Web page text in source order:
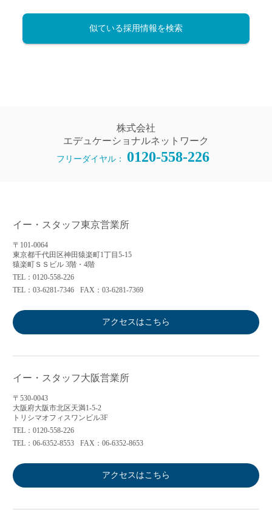
似ている採用情報を検索
株式会社
エデュケーショナルネットワーク
フリーダイヤル： 0120-558-226
イー・スタッフ東京営業所
〒101-0064
東京都千代田区神田猿楽町1丁目5-15
猿楽町ＳＳビル 3階・4階
TEL：0120-558-226
TEL：03-6281-7346
FAX：03-6281-7369
アクセスはこちら
イー・スタッフ大阪営業所
〒530-0043
大阪府大阪市北区天満1-5-2
トリシマオフィスワンビル3F
TEL：0120-558-226
TEL：06-6352-8553
FAX：06-6352-8653
アクセスはこちら